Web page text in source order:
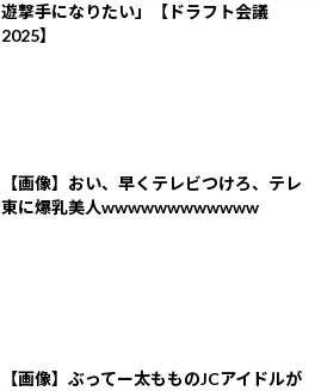
遊撃手になりたい」【ドラフト会議
2025】
【画像】おい、早くテレビつけろ、テレ
東に爆乳美人wwwwwwwwwwww
【画像】ぶってー太もものJCアイドルが